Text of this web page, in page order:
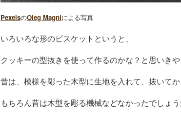
PexelsのOleg Magniによる写真
いろいろな形のビスケットというと、
クッキーの型抜きを使って作るのかな？と思いきや
昔は、模様を彫った木型に生地を入れて、抜いてか
もちろん昔は木型を彫る機械などなかったでしょ